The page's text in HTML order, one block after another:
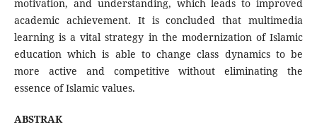
motivation, and understanding, which leads to improved
academic achievement. It is concluded that multimedia
learning is a vital strategy in the modernization of Islamic
education which is able to change class dynamics to be
more active and competitive without eliminating the
essence of Islamic values.
ABSTRAK